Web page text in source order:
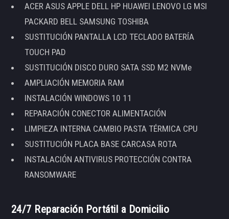
ACER ASUS APPLE DELL HP HUAWEI LENOVO LG MSI
PACKARD BELL SAMSUNG TOSHIBA
SUSTITUCIÓN PANTALLA LCD TECLADO BATERÍA
TOUCH PAD
SUSTITUCIÓN DISCO DURO SATA SSD M2 NVMe
AMPLIACIÓN MEMORIA RAM
INSTALACIÓN WINDOWS 10 11
REPARACIÓN CONECTOR ALIMENTACIÓN
LIMPIEZA INTERNA CAMBIO PASTA TÉRMICA CPU
SUSTITUCIÓN PLACA BASE CARCASA ROTA
INSTALACIÓN ANTIVIRUS PROTECCIÓN CONTRA
RANSOMWARE
24/7 Reparación Portátil a Domicilio